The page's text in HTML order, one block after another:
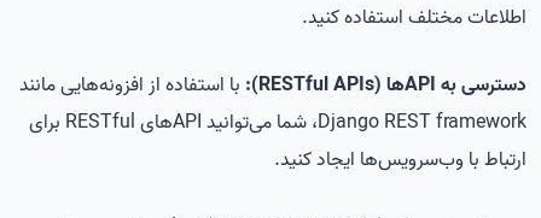
اطلاعات مختلف استفاده کنید.
دسترسی به API‌ها (RESTful APIs):
با استفاده از افزونه‌هایی مانند
Django REST framework، شما می‌توانید API‌های RESTful برای
ارتباط با وب‌سرویس‌ها ایجاد کنید.